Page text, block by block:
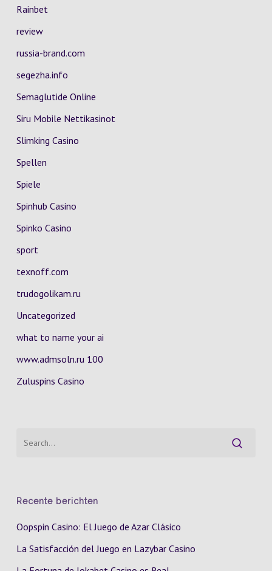
Rainbet
review
russia-brand.com
segezha.info
Semaglutide Online
Siru Mobile Nettikasinot
Slimking Casino
Spellen
Spiele
Spinhub Casino
Spinko Casino
sport
texnoff.com
trudogolikam.ru
Uncategorized
what to name your ai
www.admsoln.ru 100
Zuluspins Casino
Recente berichten
Oopspin Casino: El Juego de Azar Clásico
La Satisfacción del Juego en Lazybar Casino